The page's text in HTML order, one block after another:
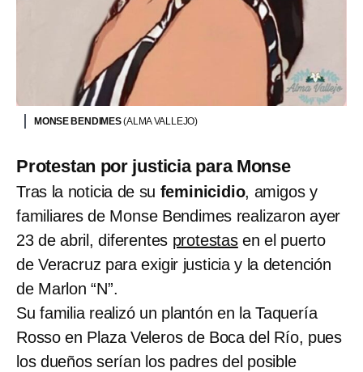
MONSE BENDIMES(ALMA VALLEJO)
Protestan por justicia para Monse
Tras la noticia de su feminicidio, amigos y
familiares de Monse Bendimes realizaron ayer
23 de abril, diferentes protestasen el puerto
de Veracruz para exigir justicia y la detención
de Marlon “N”.
Su familia realizó un plantón en la Taquería
Rosso en Plaza Veleros de Boca del Río, pues
los dueños serían los padres del posible